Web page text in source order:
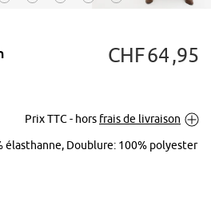
Tapoter pour
agrandir
CHF64 95
Prix TTC - hors frais de livraison
élasthanne, Doublure: 100% polyester